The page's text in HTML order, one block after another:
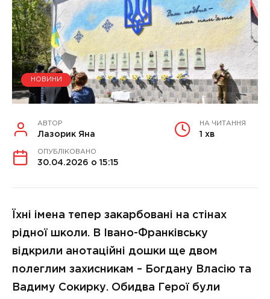
НОВИНИ
АВТОР
Лазорик Яна
НА ЧИТАННЯ
1 хв
ОПУБЛІКОВАНО
30.04.2026 о 15:15
Їхні імена тепер закарбовані на стінах
рідної школи. В Івано-Франківську
відкрили анотаційні дошки ще двом
полеглим захисникам – Богдану Власію та
Вадиму Сокирку. Обидва Герої були